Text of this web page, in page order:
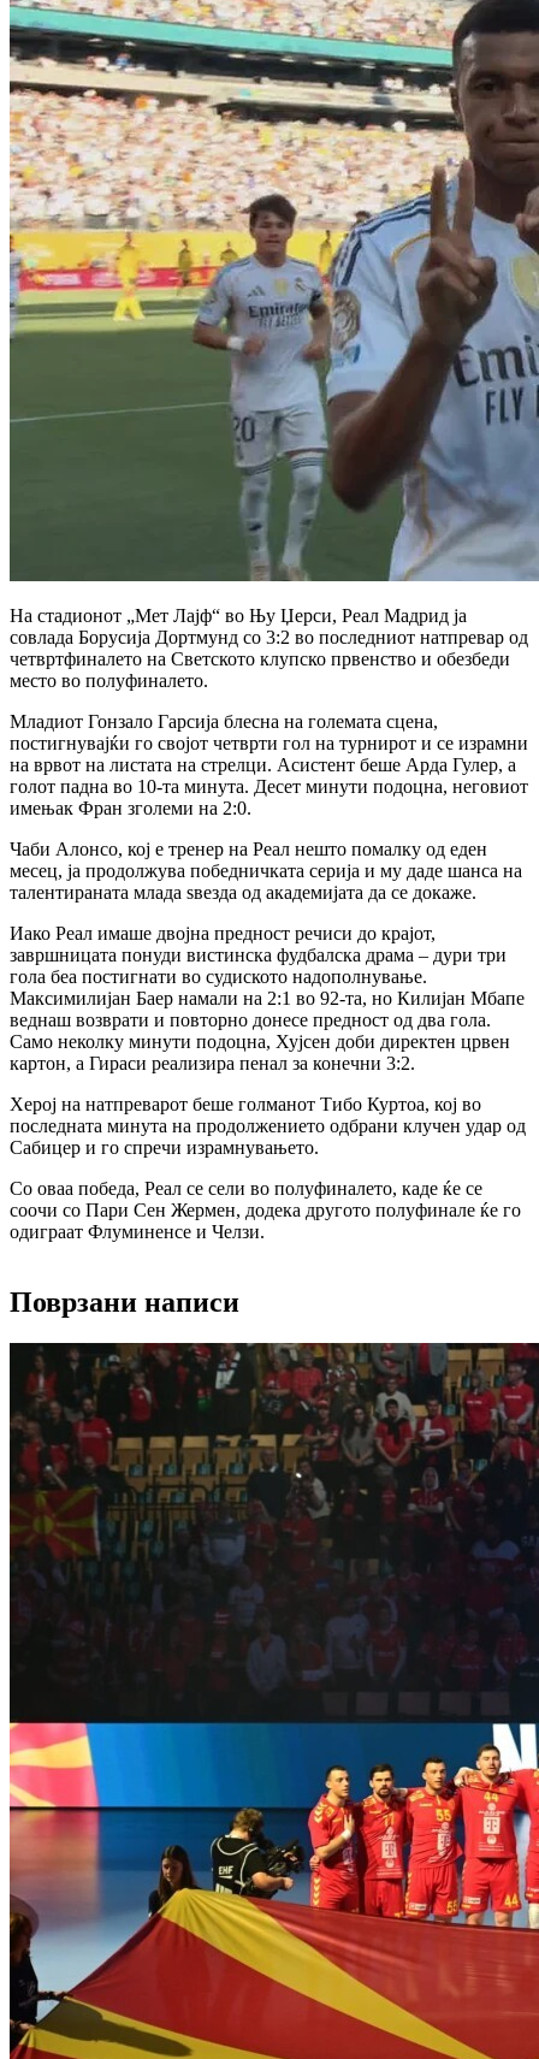
На стадионот „Мет Лајф“ во Њу Џерси, Реал Мадрид ја
совлада Борусија Дортмунд со 3:2 во последниот натпревар од
четвртфиналето на Светското клупско првенство и обезбеди
место во полуфиналето.
Младиот Гонзало Гарсија блесна на големата сцена,
постигнувајќи го својот четврти гол на турнирот и се израмни
на врвот на листата на стрелци. Асистент беше Арда Гулер, а
голот падна во 10-та минута. Десет минути подоцна, неговиот
имењак Фран зголеми на 2:0.
Чаби Алонсо, кој е тренер на Реал нешто помалку од еден
месец, ја продолжува победничката серија и му даде шанса на
талентираната млада ѕвезда од академијата да се докаже.
Иако Реал имаше двојна предност речиси до крајот,
завршницата понуди вистинска фудбалска драма – дури три
гола беа постигнати во судиското надополнување.
Максимилијан Баер намали на 2:1 во 92-та, но Килијан Мбапе
веднаш возврати и повторно донесе предност од два гола.
Само неколку минути подоцна, Хујсен доби директен црвен
картон, а Гираси реализира пенал за конечни 3:2.
Херој на натпреварот беше голманот Тибо Куртоа, кој во
последната минута на продолжението одбрани клучен удар од
Сабицер и го спречи израмнувањето.
Со оваа победа, Реал се сели во полуфиналето, каде ќе се
соочи со Пари Сен Жермен, додека другото полуфинале ќе го
одиграат Флуминенсе и Челзи.
Поврзани написи